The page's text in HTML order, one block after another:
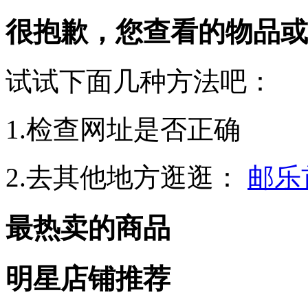
很抱歉，您查看的物品
试试下面几种方法吧：
1.检查网址是否正确
2.去其他地方逛逛：
邮
最热卖的商品
明星店铺推荐